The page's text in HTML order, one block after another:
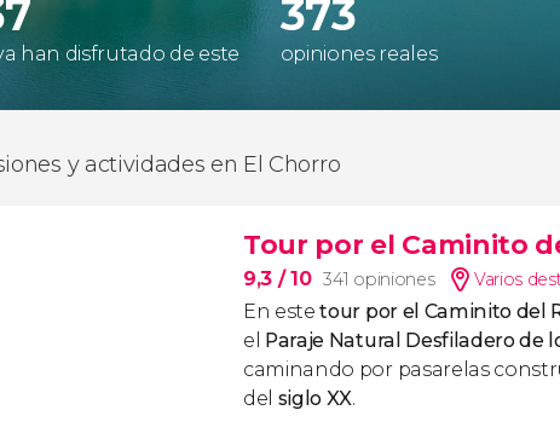
han disfrutado de este
373
opiniones reales
y actividades en El Chorro
Tour por el Caminito
9,3 / 10 341 opiniones Varios
En estetour por el Caminito del
el Paraje Natural Desfiladero de
caminando por pasarelas
del siglo XX.